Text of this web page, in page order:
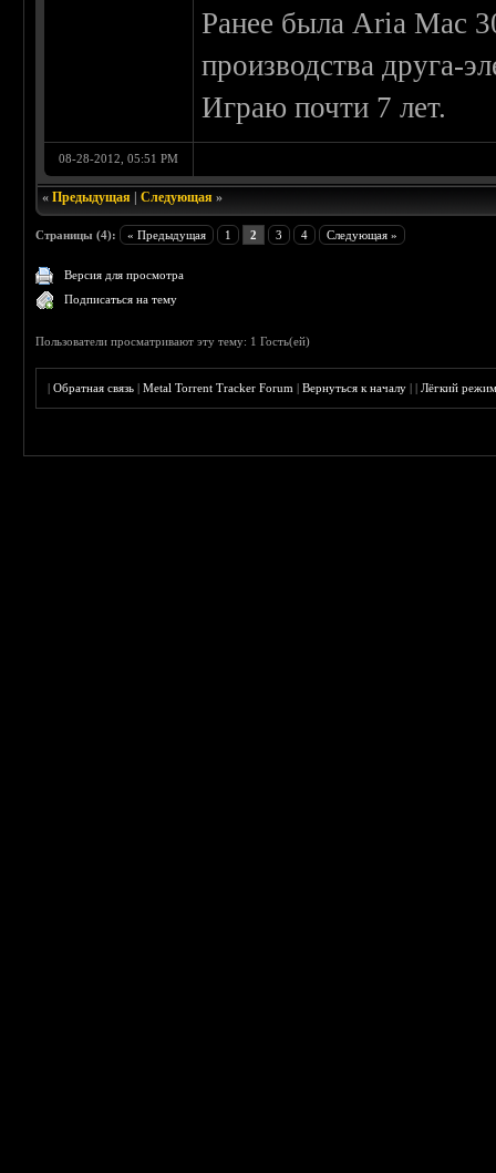
Ранее была Aria Mac
производства друга-
Играю почти 7 лет.
08-28-2012, 05:51 PM
«Предыдущая |Следующая »
Страницы (4): « Предыдущая 1 2 3 4 Следующая »
Версия для просмотра
Подписаться на тему
Пользователи просматривают эту тему: 1 Гость(ей)
|Обратная связь |Metal Torrent Tracker Forum |Вернуться к началу ||Лёгкий